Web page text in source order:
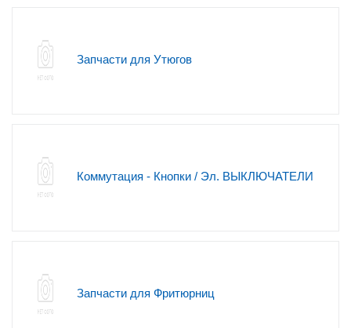
Запчасти для Утюгов
Коммутация - Кнопки / Эл. ВЫКЛЮЧАТЕЛИ
Запчасти для Фритюрниц